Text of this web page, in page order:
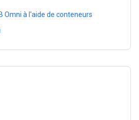
Omni à l'aide de conteneurs